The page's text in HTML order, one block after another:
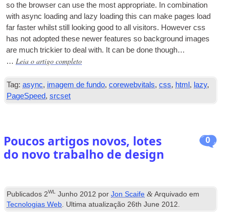
so the browser can use the most appro­pri­ate.
In com­bin­a­tion
with async load­ing and lazy load­ing this can make pages load
far faster whilst still look­ing good to all vis­it­ors. How­ever css
has not adop­ted these new­er fea­tures so back­ground images
are much trick­i­er to deal with. It can be done though…
… Leia o artigo completo
Tag: async, imagem de fundo,corewebvitals,css, html , lazy,
PageSpeed,srcset
0
Poucos artigos novos, lotes
do novo trabalho de design
Publicados2WL Junho 2012 porJon Scaife &Arquivado em
Tecnologias Web. Ultima atualização26th June 2012.